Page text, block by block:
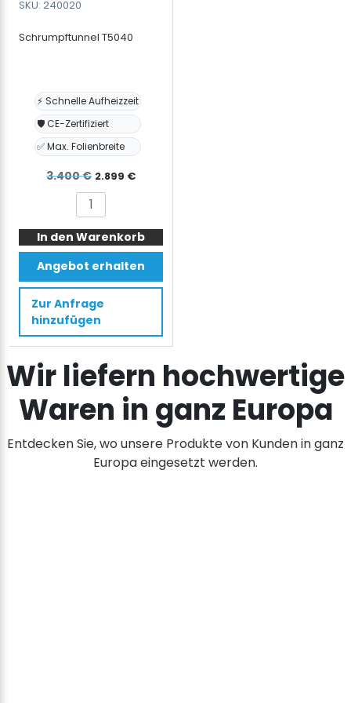
SKU: 240020
Schrumpftunnel T5040
⚡ Schnelle Aufheizzeit
🛡️ CE-Zertifiziert
✅ Max. Folienbreite
3.400€ Ursprünglicher
Preis
war:
3.400 €
2.899 €Aktueller
2.899 €.
Schrumpftunnel
T5040
Menge
In den Warenkorb
Angebot erhalten
Zur Anfrage
hinzufügen
Wir liefern hochwertige
Waren in ganz Europa
Entdecken Sie, wo unsere Produkte von Kunden in ganz
Europa eingesetzt werden.